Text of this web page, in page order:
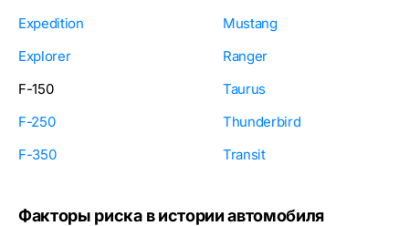
Expedition
Explorer
F-150
F-250
F-350
Mustang
Ranger
Taurus
Thunderbird
Transit
Факторы риска в истории автомобиля